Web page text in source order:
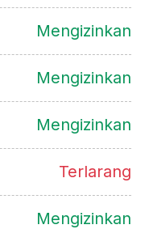
Mengizinkan
Mengizinkan
Mengizinkan
Terlarang
Mengizinkan